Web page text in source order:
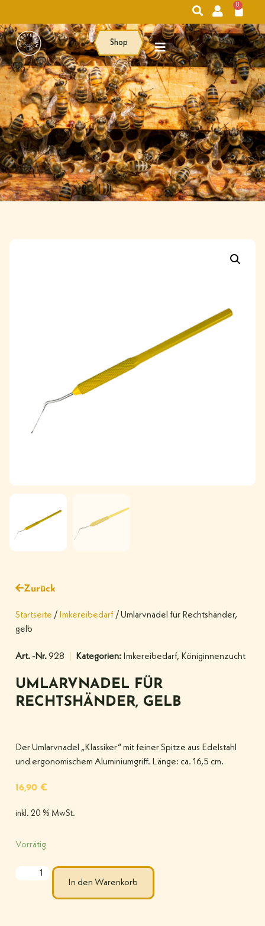
0
Shop
Zurück
Startseite / Imkereibedarf / Umlarvnadel für Rechtshänder,
gelb
Art. -Nr.928 Kategorien: Imkereibedarf, Königinnenzucht
UMLARVNADEL FÜR
RECHTSHÄNDER, GELB
Der Umlarvnadel „Klassiker“ mit feiner Spitze aus Edelstahl
und ergonomischem Aluminiumgriff. Länge: ca. 16,5 cm.
16,90 €
inkl. 20 % MwSt.
Vorrätig
In den Warenkorb